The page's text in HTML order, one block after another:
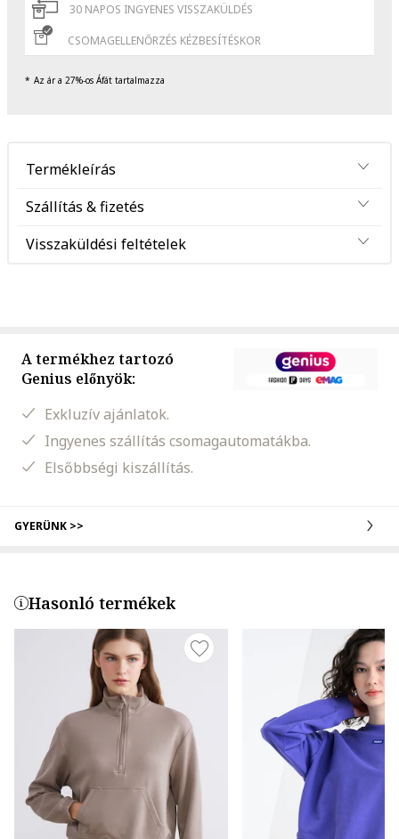
30 NAPOS INGYENES VISSZAKÜLDÉS
CSOMAGELLENŐRZÉS KÉZBESÍTÉSKOR
Az ár a 27%-os Áfát tartalmazza
Termékleírás
Szállítás & fizetés
Visszaküldési feltételek
A termékhez tartozó
Genius előnyök:
Exkluzív ajánlatok.
Ingyenes szállítás csomagautomatákba.
Elsőbbségi kiszállítás.
GYERÜNK >>
Hasonló termékek